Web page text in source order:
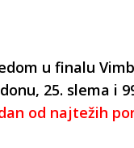
u finalu
25. slema i
od najtežih